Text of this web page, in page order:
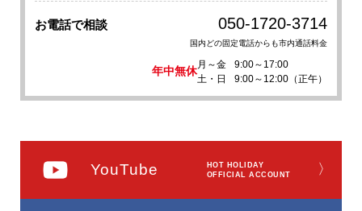
お電話で相談 050-1720-3714
国内どの固定電話からも市内通話料金
年中無休
月～金
9:00～17:00
土・日
9:00～12:00（正午）
YouTube
HOT HOLIDAY
OFFICIAL ACCOUNT
〉